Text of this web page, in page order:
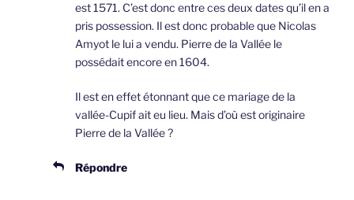
est 1571. C’est donc entre ces deux dates qu’il en a
pris possession. Il est donc probable que Nicolas
Amyot le lui a vendu. Pierre de la Vallée le
possédait encore en 1604.
Il est en effet étonnant que ce mariage de la
vallée-Cupif ait eu lieu. Mais d’où est originaire
Pierre de la Vallée ?
Répondre